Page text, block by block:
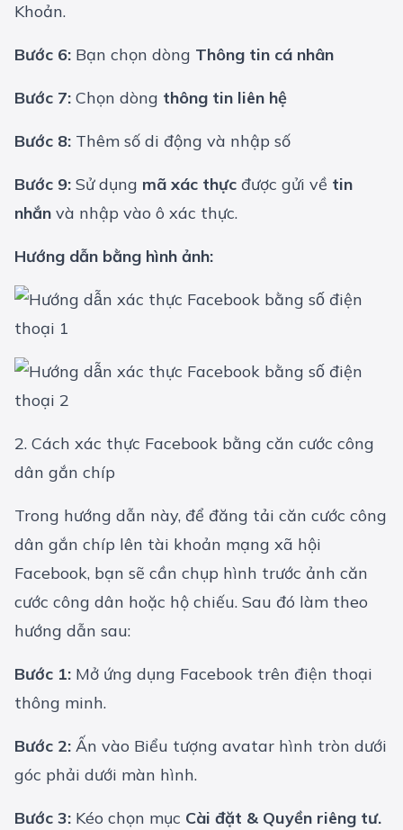
Khoản.
Bước 6: Bạn chọn dòng Thông tin cá nhân
Bước 7: Chọn dòng thông tin liên hệ
Bước 8: Thêm số di động và nhập số
Bước 9: Sử dụng mã xác thực được gửi về tin
nhắn và nhập vào ô xác thực.
Hướng dẫn bằng hình ảnh:
2. Cách xác thực Facebook bằng căn cước công
dân gắn chíp
Trong hướng dẫn này, để đăng tải căn cước công
dân gắn chíp lên tài khoản mạng xã hội
Facebook, bạn sẽ cần chụp hình trước ảnh căn
cước công dân hoặc hộ chiếu. Sau đó làm theo
hướng dẫn sau:
Bước 1: Mở ứng dụng Facebook trên điện thoại
thông minh.
Bước 2: Ấn vào Biểu tượng avatar hình tròn dưới
góc phải dưới màn hình.
Bước 3: Kéo chọn mục Cài đặt & Quyền riêng tư.